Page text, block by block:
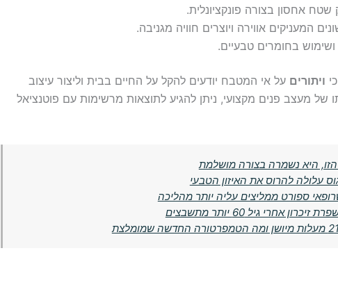
אחסון בצורה פונקציונלית.
המעניקים אווירה ויוצרים חוויה מגניבה.
בחומרים טבעיים.
ויתורים על אי המטבח יודעים להקל על החיים בבית וליצור עיצוב
של מעצב פנים מקצועי, ניתן להגיע לתוצאות מרשימות עם פוטנציאל
היא נשמרה בצורה מושלמת
עלולה להרוס את האיזון הטבעי
אחרי גיל 60 יותר מתשבצים